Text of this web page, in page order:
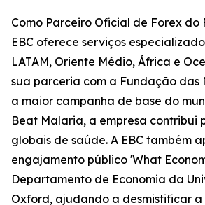
Como Parceiro Oficial de Forex do
EBC oferece serviços
LATAM, Oriente Médio, África e
sua parceria com a Fundação das
a maior campanha de base do
Beat Malaria, a empresa contribui
globais de saúde. A EBC também
engajamento público 'What
Departamento de Economia da
Oxford, ajudando a desmistificar a